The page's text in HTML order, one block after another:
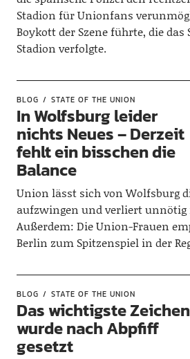
Stadion für Unionfans
Boykott der Szene führte, die
Stadion verfolgte.
BLOG STATE OF THE UNION
In Wolfsburg leider
nichts Neues – Derzeit
fehlt ein bisschen die
Balance
Union lässt sich von Wolfsburg
aufzwingen und verliert unnötig
Außerdem: Die Union-Frauen
Berlin zum Spitzenspiel in der
BLOG STATE OF THE UNION
Das wichtigste Zeichen
wurde nach Abpfiff
gesetzt